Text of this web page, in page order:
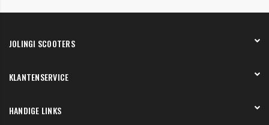
JOLINGI SCOOTERS
Onze showroom
KLANTENSERVICE
Verzending en bezorging
HANDIGE LINKS